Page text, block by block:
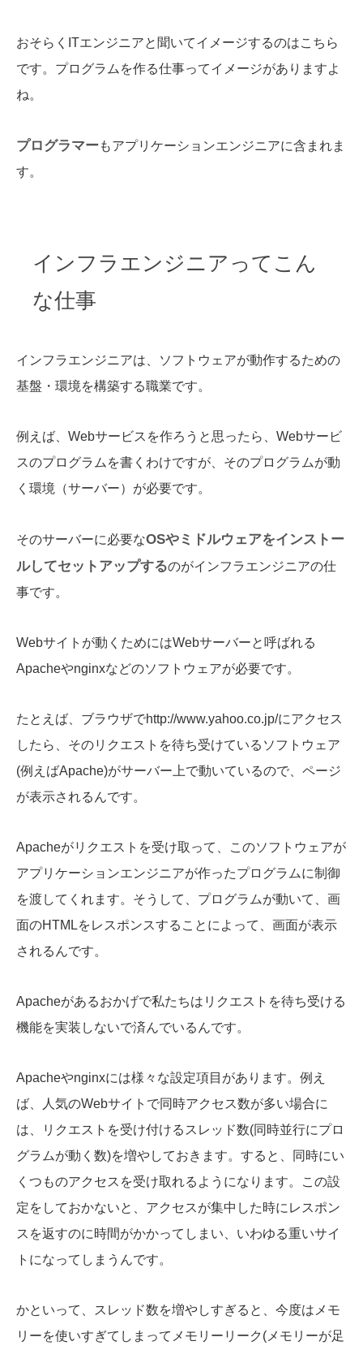
おそらくITエンジニアと聞いてイメージするのはこちら
です。プログラムを作る仕事ってイメージがありますよ
ね。
プログラマーもアプリケーションエンジニアに含まれま
す。
インフラエンジニアってこん
な仕事
インフラエンジニアは、ソフトウェアが動作するための
基盤・環境を構築する職業です。
例えば、Webサービスを作ろうと思ったら、Webサービ
スのプログラムを書くわけですが、そのプログラムが動
く環境（サーバー）が必要です。
そのサーバーに必要なOSやミドルウェアをインストー
ルしてセットアップするのがインフラエンジニアの仕
事です。
Webサイトが動くためにはWebサーバーと呼ばれる
Apacheやnginxなどのソフトウェアが必要です。
たとえば、ブラウザでhttp://www.yahoo.co.jp/にアクセス
したら、そのリクエストを待ち受けているソフトウェア
(例えばApache)がサーバー上で動いているので、ページ
が表示されるんです。
Apacheがリクエストを受け取って、このソフトウェアが
アプリケーションエンジニアが作ったプログラムに制御
を渡してくれます。そうして、プログラムが動いて、画
面のHTMLをレスポンスすることによって、画面が表示
されるんです。
Apacheがあるおかげで私たちはリクエストを待ち受ける
機能を実装しないで済んでいるんです。
Apacheやnginxには様々な設定項目があります。例え
ば、人気のWebサイトで同時アクセス数が多い場合に
は、リクエストを受け付けるスレッド数(同時並行にプロ
グラムが動く数)を増やしておきます。すると、同時にい
くつものアクセスを受け取れるようになります。この設
定をしておかないと、アクセスが集中した時にレスポン
スを返すのに時間がかかってしまい、いわゆる重いサイ
トになってしまうんです。
かといって、スレッド数を増やしすぎると、今度はメモ
リーを使いすぎてしまってメモリーリーク(メモリーが足